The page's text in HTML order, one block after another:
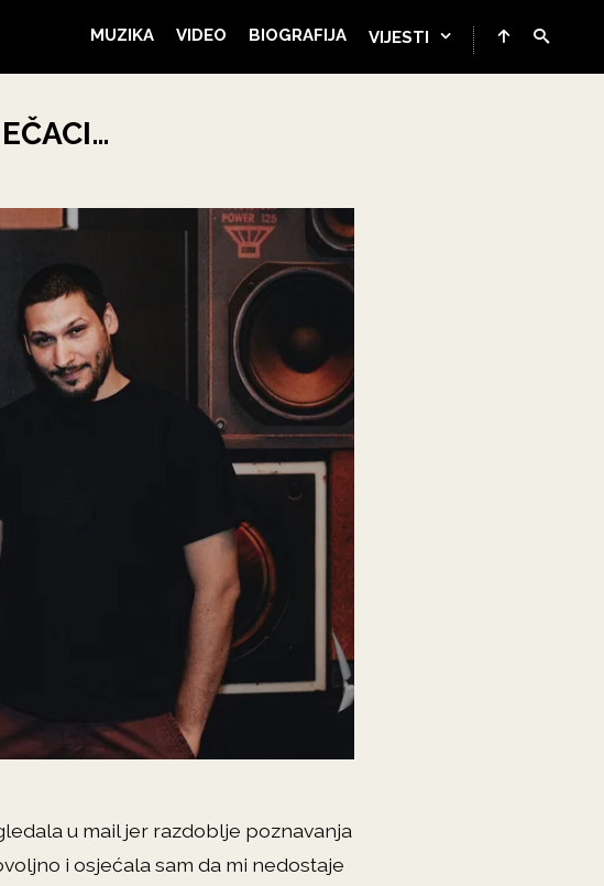
MUZIKA VIDEO BIOGRAFIJA VIJESTI
u mail jer razdoblje poznavanja
i osjećala sam da mi nedostaje